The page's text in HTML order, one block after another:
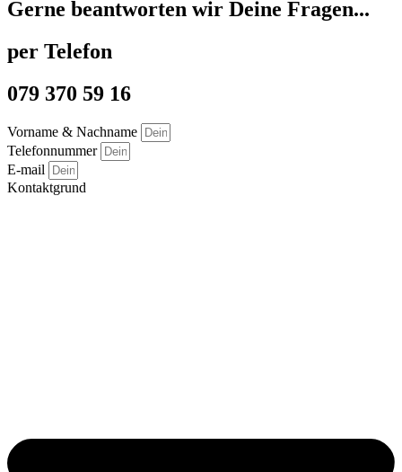
Gerne beantworten wir Deine Fragen...
per Telefon
079 370 59 16
Vorname & Nachname
Telefonnummer
E-mail
Kontaktgrund